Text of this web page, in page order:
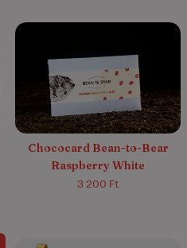
Chococard Bean-to-Bear
Raspberry White
3 200 Ft